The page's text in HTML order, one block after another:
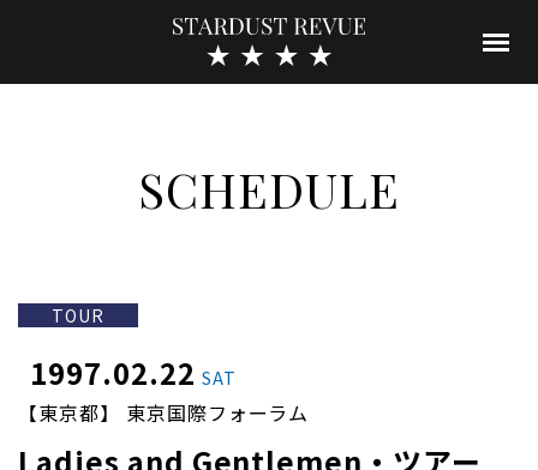
SCHEDULE
TOUR
1997.02.22 SAT
【東京都】 東京国際フォーラム
Ladies and Gentlemen・ツアー